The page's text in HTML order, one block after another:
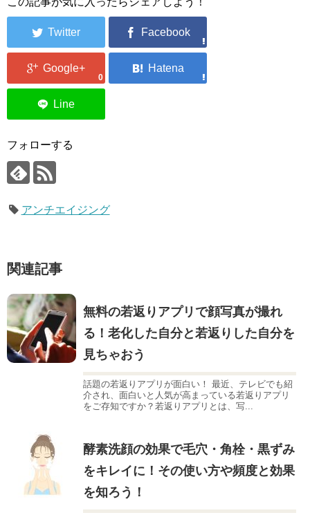
0
フォローする
アンチエイジング
関連記事
無料の若返りアプリで顔写真が撮れ
る！老化した自分と若返りした自分を
見ちゃおう
話題の若返りアプリが面白い！ 最近、テレビでも紹
介され、面白いと人気が高まっている若返りアプリ
をご存知ですか？若返りアプリとは、写...
酵素洗顔の効果で毛穴・角栓・黒ずみ
をキレイに！その使い方や頻度と効果
を知ろう！